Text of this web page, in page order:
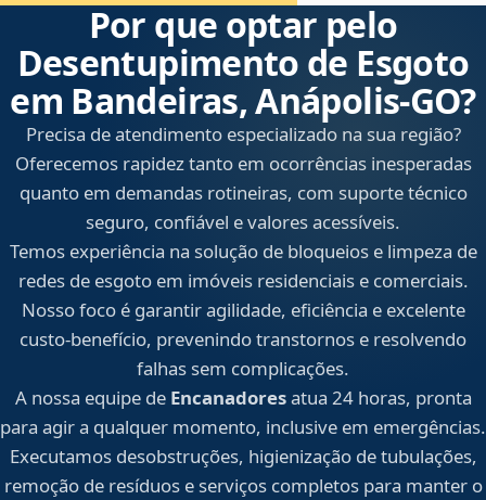
Por que optar pelo
Desentupimento de Esgoto
em Bandeiras, Anápolis‑GO?
Precisa de atendimento especializado na sua região?
Oferecemos rapidez tanto em ocorrências inesperadas
quanto em demandas rotineiras, com suporte técnico
seguro, confiável e valores acessíveis.
Temos experiência na solução de bloqueios e limpeza de
redes de esgoto em imóveis residenciais e comerciais.
Nosso foco é garantir agilidade, eficiência e excelente
custo-benefício, prevenindo transtornos e resolvendo
falhas sem complicações.
A nossa equipe de Encanadoresatua 24 horas, pronta
para agir a qualquer momento, inclusive em emergências.
Executamos desobstruções, higienização de tubulações,
remoção de resíduos e serviços completos para manter o